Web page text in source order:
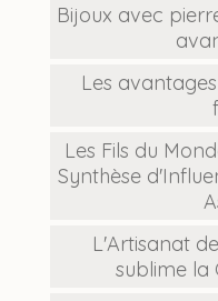
Bijoux avec
Les
Les Fils du
Synthèse
L'Artisanat
sublime la